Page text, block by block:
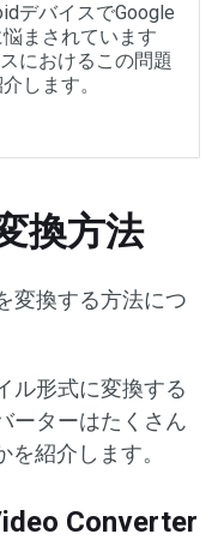
デバイスでGoogle
まされています
におけるこの問題
します。
換方法
変換する方法につ
ル形式に変換する
ーターはたくさん
紹介します。
Converter